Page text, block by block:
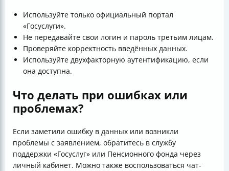
Используйте только официальный портал
«Госуслуги».
Не передавайте свои логин и пароль третьим лицам.
Проверяйте корректность введённых данных.
Используйте двухфакторную аутентификацию, если
она доступна.
Что делать при ошибках или
проблемах?
Если заметили ошибку в данных или возникли
проблемы с заявлением, обратитесь в службу
поддержки «Госуслуг» или Пенсионного фонда через
личный кабинет. Можно также воспользоваться чат-